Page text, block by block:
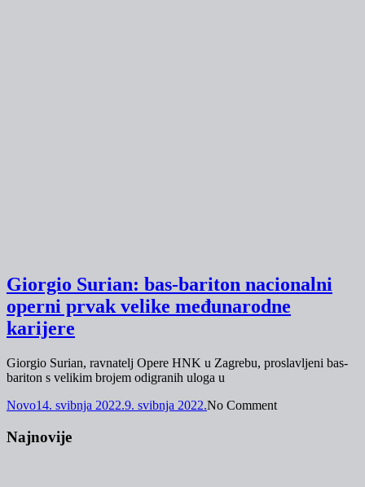
Giorgio Surian: bas-bariton nacionalni
operni prvak velike međunarodne
karijere
Giorgio Surian, ravnatelj Opere HNK u Zagrebu, proslavljeni bas-
bariton s velikim brojem odigranih uloga u
Novo14. svibnja 2022.9. svibnja 2022.No Comment
Najnovije